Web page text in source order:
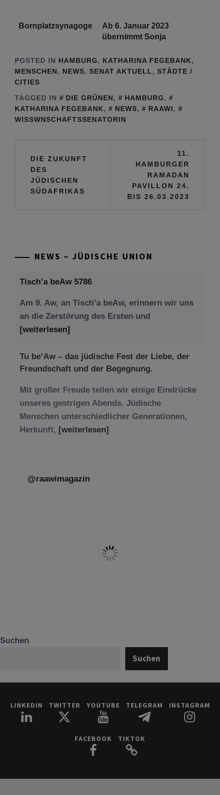
Bornplatzsynagoge
Ab 6. Januar 2023
übernimmt Sonja
des Bezirksamts
Eimsbüttel
POSTED IN HAMBURG, KATHARINA FEGEBANK,
MENSCHEN, NEWS, SENAT AKTUELL, STÄDTE /
CITIES
TAGGED IN
DIE GRÜNEN, HAMBURG,
KATHARINA FEGEBANK, NEWS, RAAWI,
WISSWNSCHAFTSSENATORIN
DIE ZUKUNFT
DES
JÜDISCHEN
SÜDAFRIKAS
11.
HAMBURGER
RAMADAN
PAVILLON 24.
BIS 26.03.2023
NEWS – JÜDISCHE UNION
Tisch’a beAw 5786
Am 9. Aw, an Tisch’a beAw, erinnern wir uns
an die Zerstörung des Ersten und
[weiterlesen]
Tu be’Aw – das jüdische Fest der Liebe, der
Freundschaft und der Begegnung.
Mit großer Freude teilen wir einige Eindrücke
unseres gestrigen Abends. Jüdische
Menschen unterschiedlicher Generationen,
Herkunft, [weiterlesen]
@raawimagazin
Suchen
Suchen
LINKEDIN TWITTER YOUTUBE TELEGRAM INSTAGRAM
FACEBOOK TIKTOK